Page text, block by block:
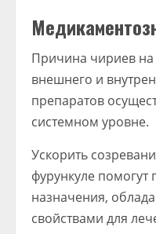
Причина чириев
внешнего и
препаратов
системном уровне.
Ускорить
фурункуле помогут
назначения,
свойствами для